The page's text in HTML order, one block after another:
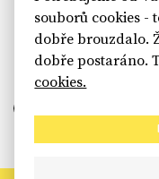
sinfin.digital
souborů cookies -
dobře brouzdalo.
dobře postaráno.
cookies.